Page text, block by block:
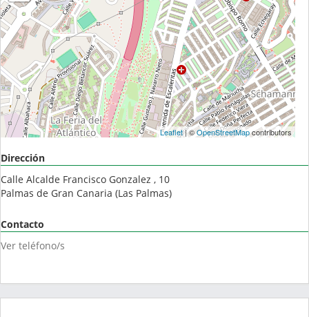
Leaflet| ©OpenStreetMapcontributors
Dirección
Calle Alcalde Francisco Gonzalez , 10
Palmas de Gran Canaria (Las Palmas)
Contacto
Ver teléfono/s